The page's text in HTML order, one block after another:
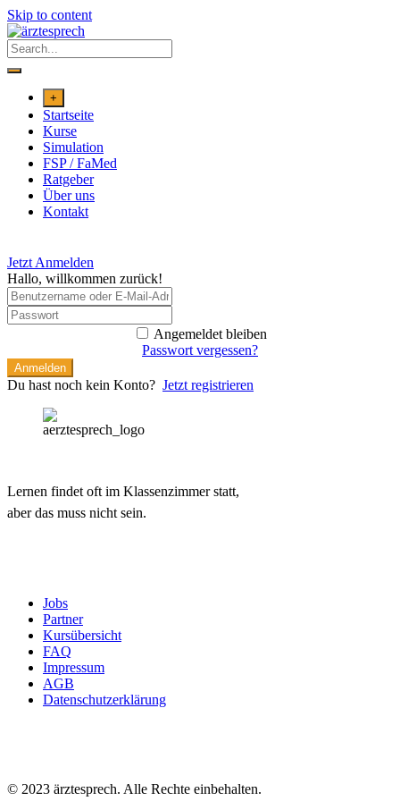
Skip to content
+
Startseite
Kurse
Simulation
FSP / FaMed
Ratgeber
Über uns
Kontakt
Jetzt Anmelden
Hallo, willkommen zurück!
Angemeldet bleiben
Passwort vergessen?
Anmelden
Du hast noch kein Konto? Jetzt registrieren
Lernen findet oft im Klassenzimmer statt,
aber das muss nicht sein.
Jobs
Partner
Kursübersicht
FAQ
Impressum
AGB
Datenschutzerklärung
© 2023 ärztesprech. Alle Rechte einbehalten.